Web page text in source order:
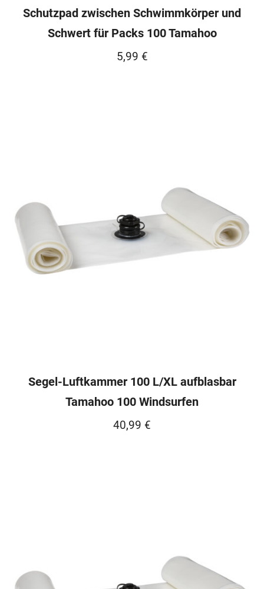
Schutzpad zwischen Schwimmkörper und
Schwert für Packs 100 Tamahoo
5,99 €
Segel-Luftkammer 100 L/XL aufblasbar
Tamahoo 100 Windsurfen
40,99 €